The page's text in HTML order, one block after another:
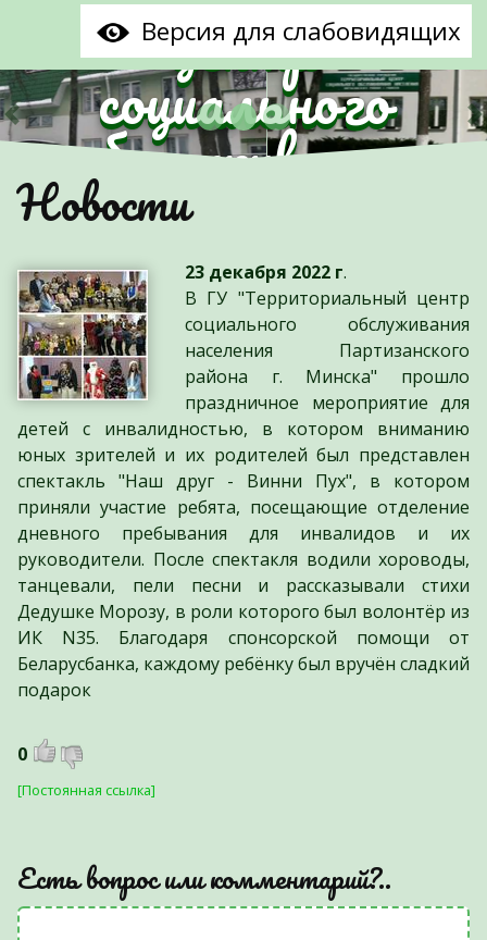
Версия для слабовидящих
центр
социального
обслуживания
населения
Партизанского
района г.Минска"
Предыдущий
Новости
23 декабря 2022 г.
В ГУ "Территориальный центр
социального обслуживания
населения Партизанского
района г. Минска" прошло
праздничное мероприятие для
детей с инвалидностью, в котором вниманию
юных зрителей и их родителей был представлен
спектакль "Наш друг - Винни Пух", в котором
приняли участие ребята, посещающие отделение
дневного пребывания для инвалидов и их
руководители. После спектакля водили хороводы,
танцевали, пели песни и рассказывали стихи
Дедушке Морозу, в роли которого был волонтёр из
ИК N35. Благодаря спонсорской помощи от
Беларусбанка, каждому ребёнку был вручён сладкий
подарок
0
[Постоянная ссылка]
Есть вопрос или комментарий?..